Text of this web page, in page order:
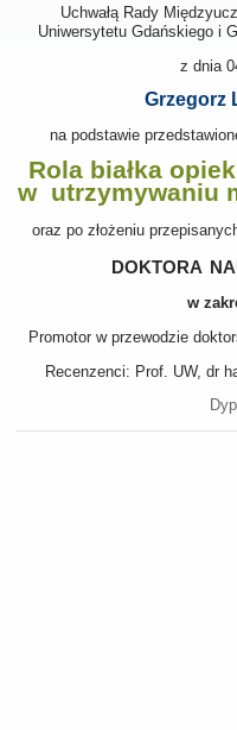
Uchwałą Rady
Uniwersytetu Gdańskiego i
z dnia
Grzegorz
na podstawie
Rola białka
w utrzymywaniu
oraz po złożeniu
doktora
w
Promotor w przewodzie
Recenzenci: Prof. UW, dr